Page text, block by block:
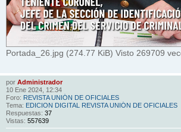
Portada_26.jpg (274.77 KiB) Visto 269709
por Administrador
10 Ene 2024, 12:34
Foro: REVISTA UNIÓN DE OFICIALES
Tema: EDICION DIGITAL REVISTA UNIÓN DE OFICIALES
Respuestas: 37
Vistas: 557639